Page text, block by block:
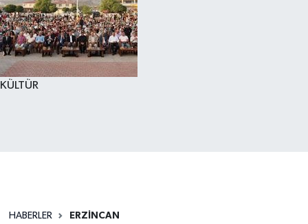
KÜLTÜR
HABERLER ERZİNCAN